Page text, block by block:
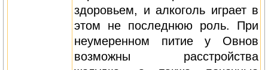
здоровьем, и алкоголь играет в
этом не последнюю роль. При
неумеренном питие у Овнов
возможны расстройства